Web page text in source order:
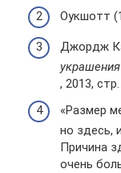
Оукшотт
Джордж
, 2013,
«Размер
но здесь,
Причина
очень